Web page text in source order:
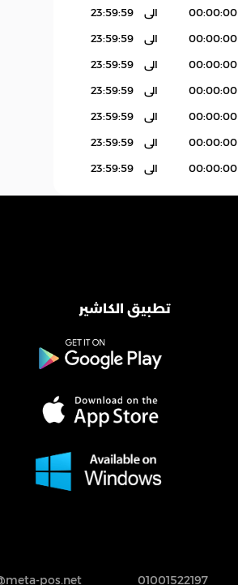
00:00:00 الى 23:59:59
00:00:00 الى 23:59:59
00:00:00 الى 23:59:59
00:00:00 الى 23:59:59
00:00:00 الى 23:59:59
00:00:00 الى 23:59:59
00:00:00 الى 23:59:59
تطبيق الكاشير
01001522197
pos.net